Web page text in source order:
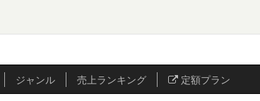
ジャンル 売上ランキング 定額プラン